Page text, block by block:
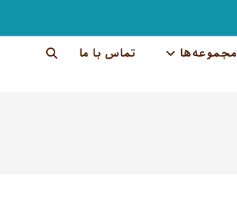
مجموعه‌ها تماس با ما جستجوی